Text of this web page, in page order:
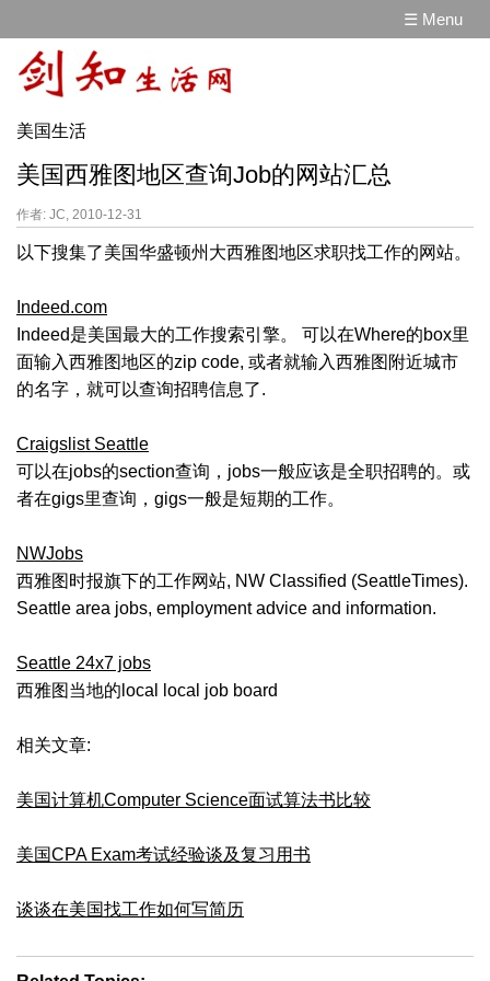
☰ Menu
美国生活
美国西雅图地区查询Job的网站汇总
作者: JC, 2010-12-31
以下搜集了美国华盛顿州大西雅图地区求职找工作的网站。
Indeed.com
Indeed是美国最大的工作搜索引擎。 可以在Where的box里
面输入西雅图地区的zip code, 或者就输入西雅图附近城市
的名字，就可以查询招聘信息了.
Craigslist Seattle
可以在jobs的section查询，jobs一般应该是全职招聘的。或
者在gigs里查询，gigs一般是短期的工作。
NWJobs
西雅图时报旗下的工作网站, NW Classified (SeattleTimes).
Seattle area jobs, employment advice and information.
Seattle 24x7 jobs
西雅图当地的local local job board
相关文章:
美国计算机Computer Science面试算法书比较
美国CPA Exam考试经验谈及复习用书
谈谈在美国找工作如何写简历